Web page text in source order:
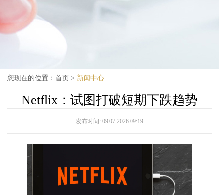
您现在的位置： 首页 > 新闻中心
Netflix：试图打破短期下跌趋势
发布时间: 09.07.2026 09:19